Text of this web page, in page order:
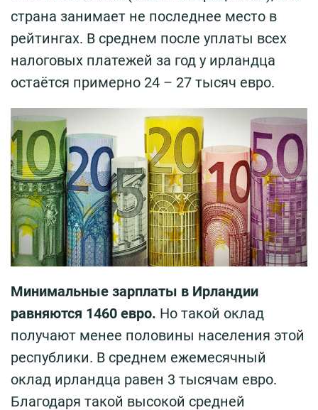
страна занимает не последнее место в
рейтингах. В среднем после уплаты всех
налоговых платежей за год у ирландца
остаётся примерно 24 – 27 тысяч евро.
Минимальные зарплаты в Ирландии
равняются 1460 евро. Но такой оклад
получают менее половины населения этой
республики. В среднем ежемесячный
оклад ирландца равен 3 тысячам евро.
Благодаря такой высокой средней